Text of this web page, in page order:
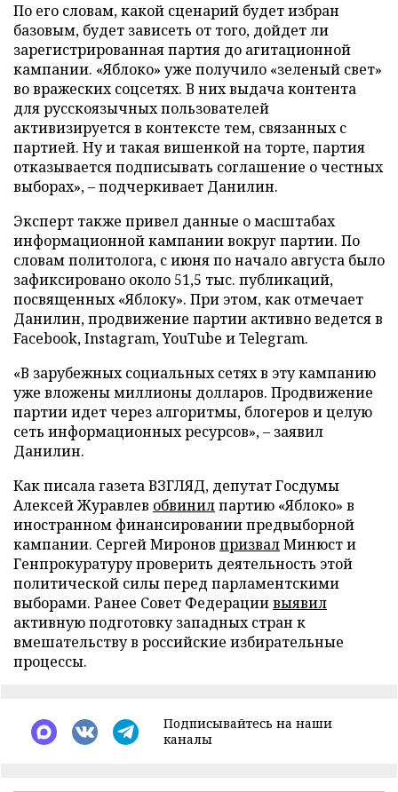
По его словам, какой сценарий будет избран
базовым, будет зависеть от того, дойдет ли
зарегистрированная партия до агитационной
кампании. «Яблоко» уже получило «зеленый свет»
во вражеских соцсетях. В них выдача контента
для русскоязычных пользователей
активизируется в контексте тем, связанных с
партией. Ну и такая вишенкой на торте, партия
отказывается подписывать соглашение о честных
выборах», – подчеркивает Данилин.
Эксперт также привел данные о масштабах
информационной кампании вокруг партии. По
словам политолога, с июня по начало августа было
зафиксировано около 51,5 тыс. публикаций,
посвященных «Яблоку». При этом, как отмечает
Данилин, продвижение партии активно ведется в
Facebook, Instagram, YouTube и Telegram.
«В зарубежных социальных сетях в эту кампанию
уже вложены миллионы долларов. Продвижение
партии идет через алгоритмы, блогеров и целую
сеть информационных ресурсов», – заявил
Данилин.
Как писала газета ВЗГЛЯД, депутат Госдумы
Алексей Журавлев обвинилпартию «Яблоко» в
иностранном финансировании предвыборной
кампании. Сергей Миронов призвалМинюст и
Генпрокуратуру проверить деятельность этой
политической силы перед парламентскими
выборами. Ранее Совет Федерациивыявил
активную подготовку западных стран к
вмешательству в российские избирательные
процессы.
Подписывайтесь на наши
каналы